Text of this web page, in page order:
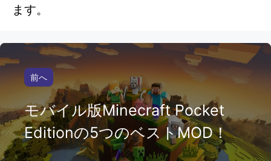
ます。
前へ
モバイル版Minecraft Pocket
Editionの5つのベストMOD！